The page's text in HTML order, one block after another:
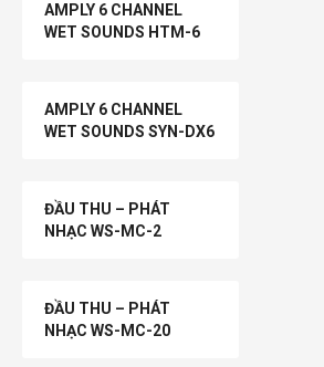
AMPLY 6 CHANNEL
WET SOUNDS HTM-6
AMPLY 6 CHANNEL
WET SOUNDS SYN-DX6
ĐẦU THU – PHÁT
NHẠC WS-MC-2
ĐẦU THU – PHÁT
NHẠC WS-MC-20